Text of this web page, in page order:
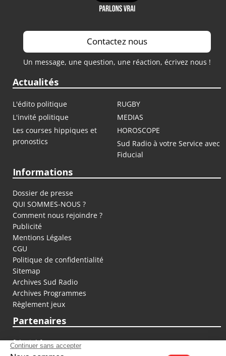
Contactez nous
Un message, une question, une réaction, écrivez nous !
Actualités
L'édito politique
RUGBY
L'invité politique
MEDIAS
Les courses hippiques et
pronostics
HOROSCOPE
Sud Radio à votre Service avec
Fiducial
Informations
Dossier de presse
QUI SOMMES-NOUS ?
Comment nous rejoindre ?
Publicité
Mentions Légales
CGU
Politique de confidentialité
Sitemap
Archives Sud Radio
Archives Programmes
Règlement jeux
Partenaires
fiducial.fr